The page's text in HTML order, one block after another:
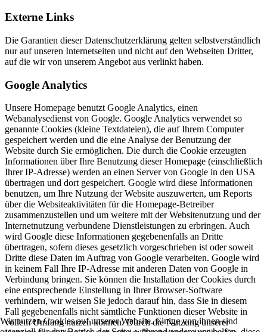
Externe Links
Die Garantien dieser Datenschutzerklärung gelten selbstverständlich
nur auf unseren Internetseiten und nicht auf den Webseiten Dritter,
auf die wir von unserem Angebot aus verlinkt haben.
Google Analytics
Unsere Homepage benutzt Google Analytics, einen
Webanalysedienst von Google. Google Analytics verwendet so
genannte Cookies (kleine Textdateien), die auf Ihrem Computer
gespeichert werden und die eine Analyse der Benutzung der
Website durch Sie ermöglichen. Die durch die Cookie erzeugten
Informationen über Ihre Benutzung dieser Homepage (einschließlich
Ihrer IP-Adresse) werden an einen Server von Google in den USA
übertragen und dort gespeichert. Google wird diese Informationen
benutzen, um Ihre Nutzung der Website auszuwerten, um Reports
über die Websiteaktivitäten für die Homepage-Betreiber
zusammenzustellen und um weitere mit der Websitenutzung und der
Internetnutzung verbundene Dienstleistungen zu erbringen. Auch
wird Google diese Informationen gegebenenfalls an Dritte
übertragen, sofern dieses gesetzlich vorgeschrieben ist oder soweit
Dritte diese Daten im Auftrag von Google verarbeiten. Google wird
in keinem Fall Ihre IP-Adresse mit anderen Daten von Google in
Verbindung bringen. Sie können die Installation der Cookies durch
eine entsprechende Einstellung in Ihrer Browser-Software
verhindern, wir weisen Sie jedoch darauf hin, dass Sie in diesem
Fall gegebenenfalls nicht sämtliche Funktionen dieser Website in
vollem Umfang nutzen können. Durch die Nutzung unserer
Wir nutzen Cookies auf unserer Website. Einige von ihnen sind